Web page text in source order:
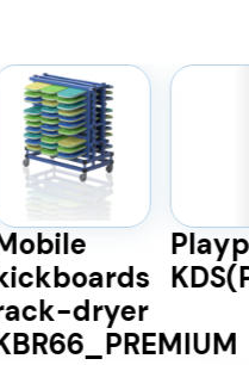
Playpen